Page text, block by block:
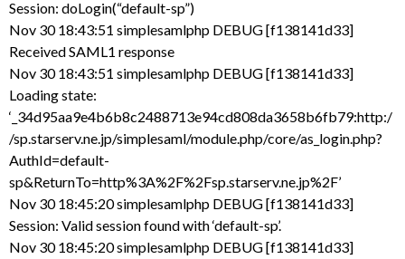
Session: doLogin(“default-sp”)
Nov 30 18:43:51 simplesamlphp DEBUG [f138141d33]
Received SAML1 response
Nov 30 18:43:51 simplesamlphp DEBUG [f138141d33]
Loading state:
‘_34d95aa9e4b6b8c2488713e94cd808da3658b6fb79:http:/
/sp.starserv.ne.jp/simplesaml/module.php/core/as_login.php?
AuthId=default-
sp&ReturnTo=http%3A%2F%2Fsp.starserv.ne.jp%2F’
Nov 30 18:45:20 simplesamlphp DEBUG [f138141d33]
Session: Valid session found with ‘default-sp’.
Nov 30 18:45:20 simplesamlphp DEBUG [f138141d33]